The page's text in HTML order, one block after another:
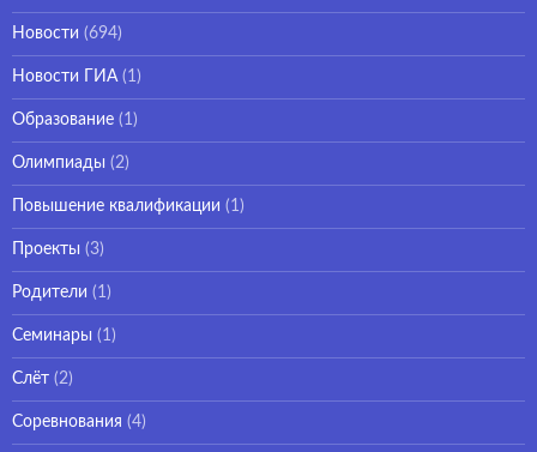
Новости (694)
Новости ГИА (1)
Образование (1)
Олимпиады (2)
Повышение квалификации (1)
Проекты (3)
Родители (1)
Семинары (1)
Слёт (2)
Соревнования (4)